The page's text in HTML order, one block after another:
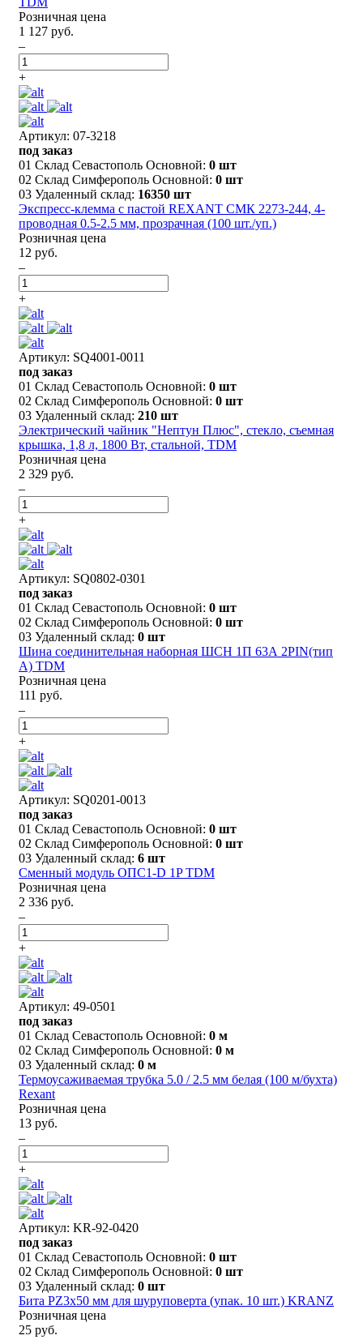
Розничная цена
1 127 руб.
–
+
Артикул: 07-3218
под заказ
01 Склад Севастополь Основной: 0 шт
02 Склад Симферополь Основной: 0 шт
03 Удаленный склад: 16350 шт
Экспресс-клемма с пастой REXANT СМК 2273-244, 4-
проводная 0.5-2.5 мм, прозрачная (100 шт./уп.)
Розничная цена
12 руб.
–
+
Артикул: SQ4001-0011
под заказ
01 Склад Севастополь Основной: 0 шт
02 Склад Симферополь Основной: 0 шт
03 Удаленный склад: 210 шт
Электрический чайник "Нептун Плюс", стекло, съемная
крышка, 1,8 л, 1800 Вт, стальной, TDM
Розничная цена
2 329 руб.
–
+
Артикул: SQ0802-0301
под заказ
01 Склад Севастополь Основной: 0 шт
02 Склад Симферополь Основной: 0 шт
03 Удаленный склад: 0 шт
Шина соединительная наборная ШСН 1П 63А 2PIN(тип
A) TDM
Розничная цена
111 руб.
–
+
Артикул: SQ0201-0013
под заказ
01 Склад Севастополь Основной: 0 шт
02 Склад Симферополь Основной: 0 шт
03 Удаленный склад: 6 шт
Сменный модуль ОПС1-D 1P TDM
Розничная цена
2 336 руб.
–
+
Артикул: 49-0501
под заказ
01 Склад Севастополь Основной: 0 м
02 Склад Симферополь Основной: 0 м
03 Удаленный склад: 0 м
Термоусаживаемая трубка 5.0 / 2.5 мм белая (100 м/бухта)
Rexant
Розничная цена
13 руб.
–
+
Артикул: KR-92-0420
под заказ
01 Склад Севастополь Основной: 0 шт
02 Склад Симферополь Основной: 0 шт
03 Удаленный склад: 0 шт
Бита PZ3х50 мм для шуруповерта (упак. 10 шт.) KRANZ
Розничная цена
25 руб.